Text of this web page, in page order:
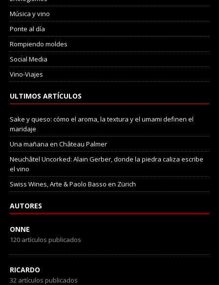
Música y vino
Ponte al día
Rompiendo moldes
Social Media
Vino-Viajes
ULTIMOS ARTÍCULOS
Sake y queso: cómo el aroma, la textura y el umami definen el
maridaje
Una mañana en Château Palmer
Neuchâtel Uncorked: Alain Gerber, donde la piedra caliza escribe
el vino
Swiss Wines, Arte & Paolo Basso en Zürich
AUTORES
ONNE
120 artículos publicados
RICARDO
32 artículos publicados